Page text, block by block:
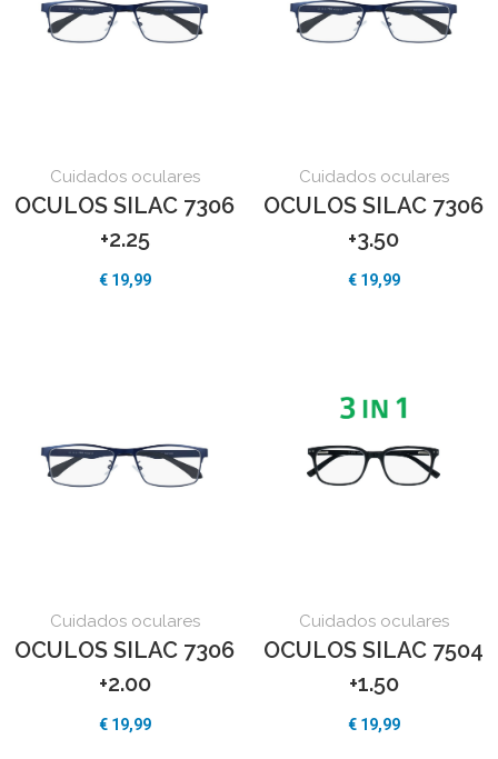
Cuidados oculares
OCULOS SILAC 7306
+2.25
€ 19,99
Cuidados oculares
OCULOS SILAC 7306
+3.50
€ 19,99
Cuidados oculares
OCULOS SILAC 7306
+2.00
€ 19,99
Cuidados oculares
OCULOS SILAC 7504
+1.50
€ 19,99